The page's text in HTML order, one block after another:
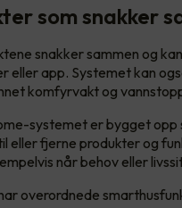
som snakker
snakker sammen og
eller app. Systemet kan
komfyrvakt og
systemet er bygget opp
eller fjerne produkter og
når behov eller
overordnede